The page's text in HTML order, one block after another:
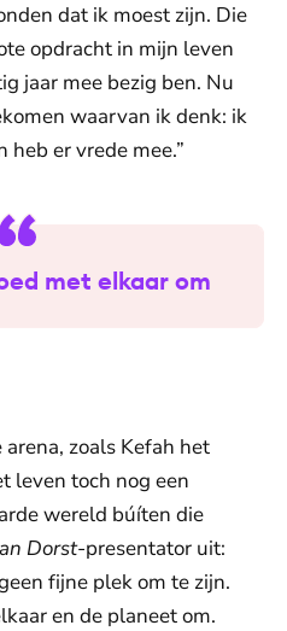
dat ik moest zijn. Die
opdracht in mijn leven
jaar mee bezig ben. Nu
waarvan ik denk: ik
er vrede mee.”
met elkaar om
zoals Kefah het
leven toch nog een
wereld búíten die
Dorst-presentator uit:
fijne plek om te zijn.
en de planeet om.